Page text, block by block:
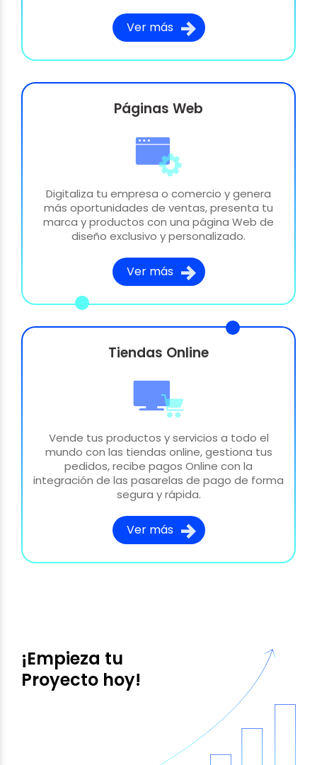
Ver más
Páginas Web
Digitaliza tu empresa o comercio y genera
más oportunidades de ventas, presenta tu
marca y productos con una página Web de
diseño exclusivo y personalizado.
Ver más
Tiendas Online
Vende tus productos y servicios a todo el
mundo con las tiendas online, gestiona tus
pedidos, recibe pagos Online con la
integración de las pasarelas de pago de forma
segura y rápida.
Ver más
¡Empieza tu
Proyecto hoy!